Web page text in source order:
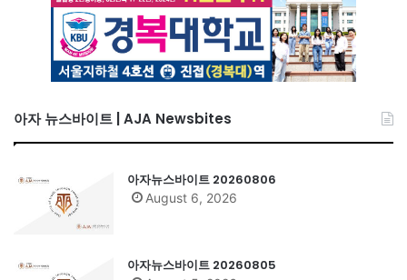
아자 뉴스바이트 | AJA Newsbites
아자뉴스바이트 20260806
August 6, 2026
아자뉴스바이트 20260805